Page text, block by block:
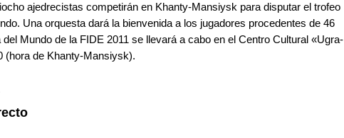
ajedrecistas competirán en Khanty-Mansiysk para disputar el trofeo
Una orquesta dará la bienvenida a los jugadores procedentes de 46
Mundo de la FIDE 2011 se llevará a cabo en el Centro Cultural «Ugra-
(hora de Khanty-Mansiysk).